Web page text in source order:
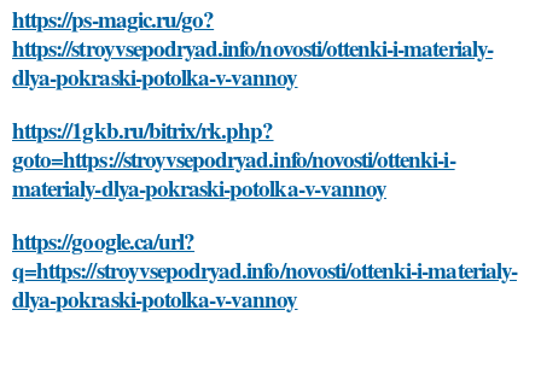
https://ps-magic.ru/go?
https://stroyvsepodryad.info/novosti/ottenki-i-materialy-
dlya-pokraski-potolka-v-vannoy
https://1gkb.ru/bitrix/rk.php?
goto=https://stroyvsepodryad.info/novosti/ottenki-i-
materialy-dlya-pokraski-potolka-v-vannoy
https://google.ca/url?
q=https://stroyvsepodryad.info/novosti/ottenki-i-materialy-
dlya-pokraski-potolka-v-vannoy